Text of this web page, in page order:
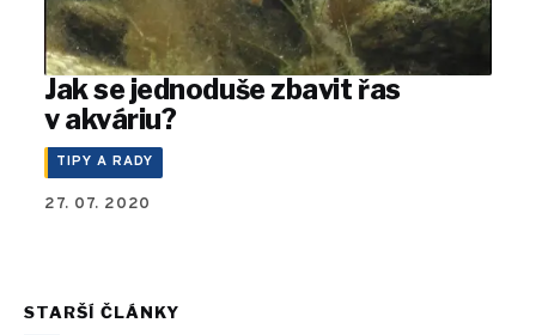
Jak se jednoduše zbavit řas
v akváriu?
TIPY A RADY
27. 07. 2020
STARŠÍ ČLÁNKY